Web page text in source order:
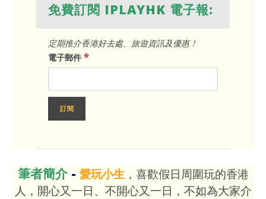
免費訂閱 IPLAYHK 電子報:
定期推介香港好去處、旅遊資訊及優惠！
電子郵件 *
筆者簡介 - 愛玩小生，喜歡假日周圍玩的香港
人，開心又一日、不開心又一日，不如為大家介